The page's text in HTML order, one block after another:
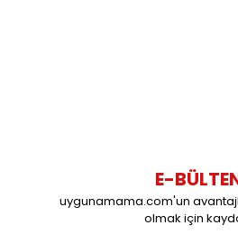
E-
uygunamama.com'un
olmak için